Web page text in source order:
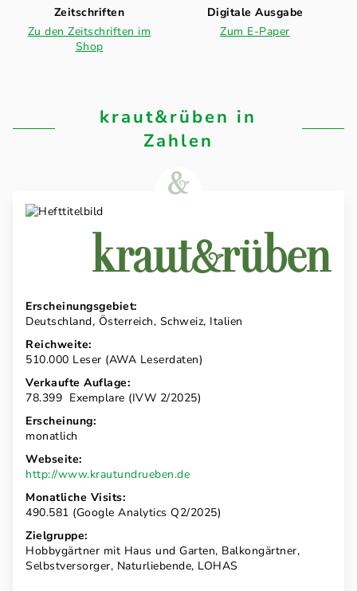
Zeitschriften
Zu den Zeitschriften im
Shop
Digitale Ausgabe
Zum E-Paper
kraut&rüben in
Zahlen
Erscheinungsgebiet:
Deutschland, Österreich, Schweiz, Italien
Reichweite:
510.000 Leser (AWA Leserdaten)
Verkaufte Auflage:
78.399 Exemplare (IVW 2/2025)
Erscheinung:
monatlich
Webseite:
http://www.krautundrueben.de
Monatliche Visits:
490.581 (Google Analytics Q2/2025)
Zielgruppe:
Hobbygärtner mit Haus und Garten, Balkongärtner,
Selbstversorger, Naturliebende, LOHAS